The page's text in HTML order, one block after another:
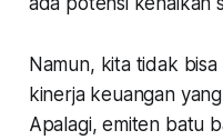
Namun, kita tidak
kinerja keuangan
Apalagi, emiten batu